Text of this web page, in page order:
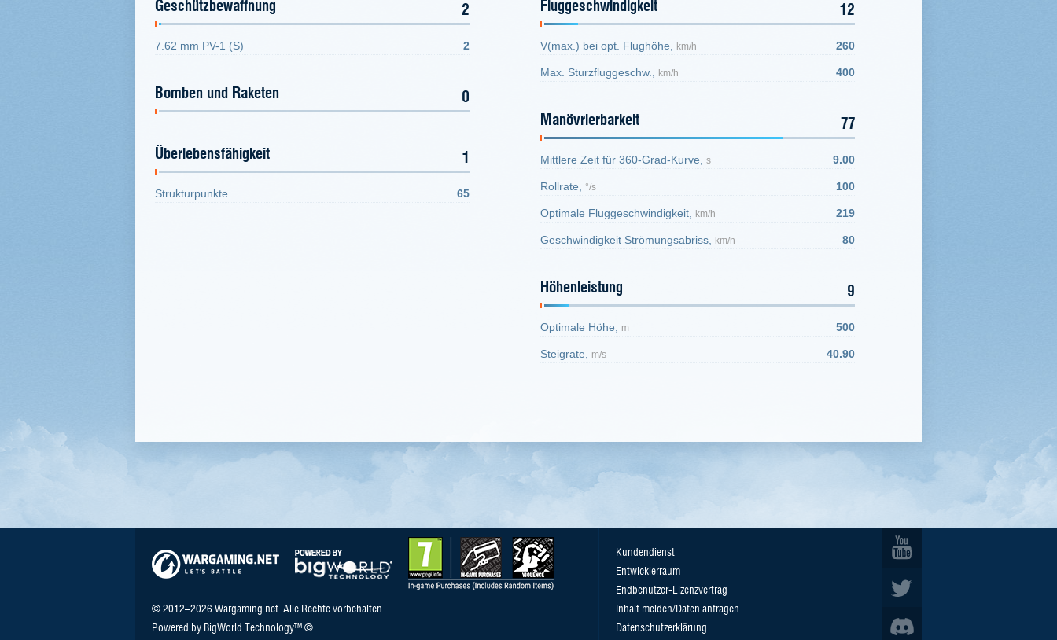
Geschützbewaffnung 2
7.62 mm PV-1 (S) 2
Bomben und Raketen 0
Überlebensfähigkeit 1
Strukturpunkte 65
Fluggeschwindigkeit 12
V(max.) bei opt. Flughöhe, km/h 260
Max. Sturzfluggeschw., km/h 400
Manövrierbarkeit 77
Mittlere Zeit für 360-Grad-Kurve, s 9.00
Rollrate, °/s 100
Optimale Fluggeschwindigkeit, km/h 219
Geschwindigkeit Strömungsabriss, km/h 80
Höhenleistung 9
Optimale Höhe, m 500
Steigrate, m/s 40.90
© 2012–2026 Wargaming.net. Alle Rechte vorbehalten.
Powered by BigWorld Technology™ ©
Kundendienst
Entwicklerraum
Endbenutzer-Lizenzvertrag
Inhalt melden/Daten anfragen
Datenschutzerklärung